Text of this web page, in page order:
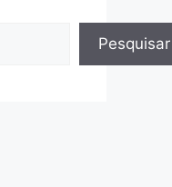
Pesquisar